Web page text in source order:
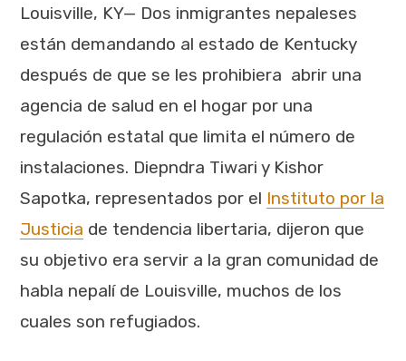
Louisville, KY— Dos inmigrantes nepaleses
están demandando al estado de Kentucky
después de que se les prohibiera abrir una
agencia de salud en el hogar por una
regulación estatal que limita el número de
instalaciones. Diepndra Tiwari y Kishor
Sapotka, representados por el Instituto por la
Justicia de tendencia libertaria, dijeron que
su objetivo era servir a la gran comunidad de
habla nepalí de Louisville, muchos de los
cuales son refugiados.